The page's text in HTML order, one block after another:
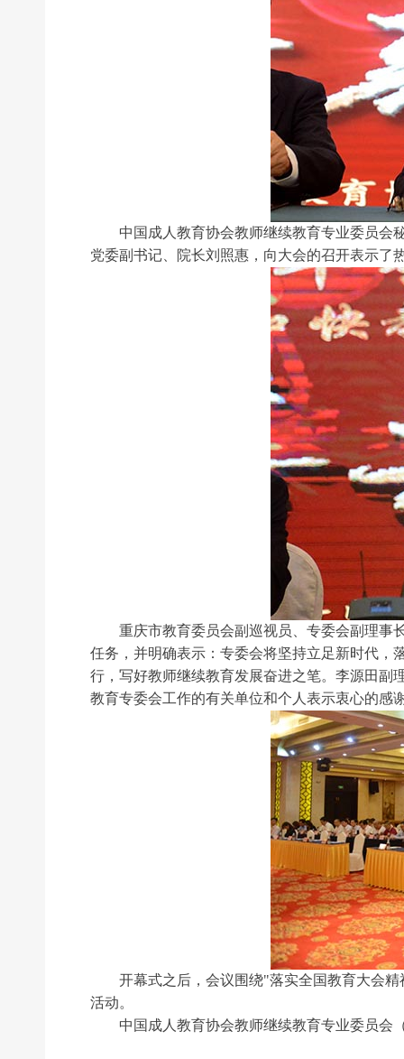
前一个： 无
中国成人教育协会教师继续教育专业委员会秘
党委副书记、院长刘照惠，向大会的召开表示了
重庆市教育委员会副巡视员、专委会副理事长
任务，并明确表示：专委会将坚持立足新时代，
行，写好教师继续教育发展奋进之笔。李源田副
教育专委会工作的有关单位和个人表示衷心的感
开幕式之后，会议围绕"落实全国教育大会精
活动。
中国成人教育协会教师继续教育专业委员会